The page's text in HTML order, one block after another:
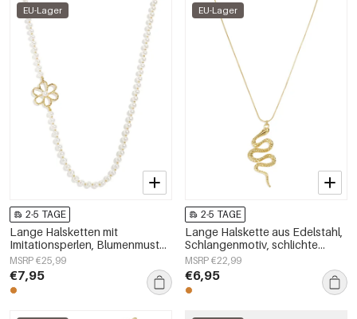
EU-Lager
2-5 TAGE
Lange Halsketten mit
Imitationsperlen, Blumenmuster,
schlichte und elegante
Damenschmuckserie
MSRP €25,99
€7,95
EU-Lager
2-5 TAGE
Lange Halskette aus Edelstahl,
Schlangenmotiv, schlichte
Alltags-Serie, Damenschmuck
MSRP €22,99
€6,95